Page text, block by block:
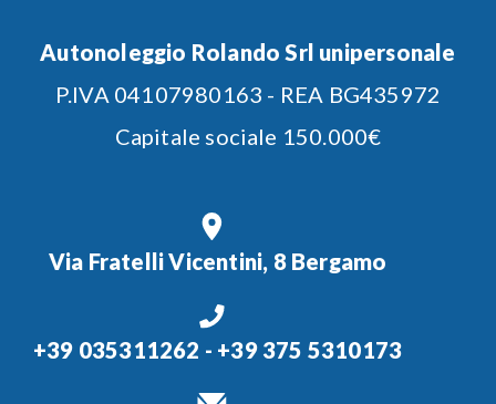
Autonoleggio Rolando Srl unipersonale
P.IVA 04107980163 - REA BG435972
Capitale sociale 150.000€
Via Fratelli Vicentini, 8 Bergamo
+39 035311262 - +39 375 5310173